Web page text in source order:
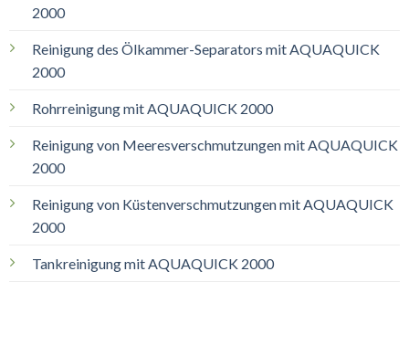
2000
Reinigung des Ölkammer-Separators mit AQUAQUICK
2000
Rohrreinigung mit AQUAQUICK 2000
Reinigung von Meeresverschmutzungen mit AQUAQUICK
2000
Reinigung von Küstenverschmutzungen mit AQUAQUICK
2000
Tankreinigung mit AQUAQUICK 2000